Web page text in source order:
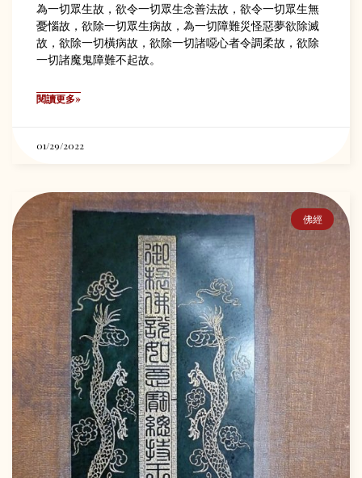
為一切眾生故，欲令一切眾生念善法故，欲令一切眾生無
憂惱故，欲除一切眾生病故，為一切障難災怪惡夢欲除滅
故，欲除一切橫病故，欲除一切諸噁心者令調柔故，欲除
一切諸魔鬼障難不起故。
閱讀更多»
01/29/2022
佛經